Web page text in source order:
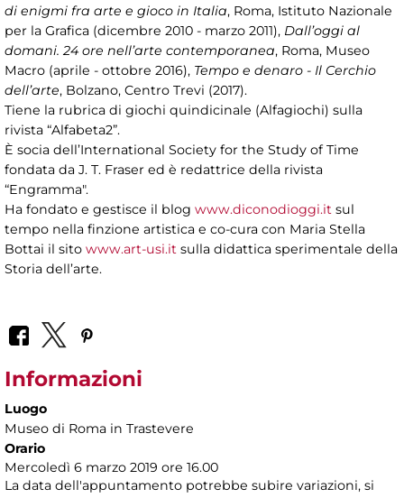
di enigmi fra arte e gioco in Italia, Roma, Istituto Nazionale
per la Grafica (dicembre 2010 - marzo 2011), Dall’oggi al
domani. 24 ore nell’arte contemporanea, Roma, Museo
Macro (aprile - ottobre 2016), Tempo e denaro - Il Cerchio
dell’arte, Bolzano, Centro Trevi (2017).
Tiene la rubrica di giochi quindicinale (Alfagiochi) sulla
rivista “Alfabeta2”.
È socia dell’International Society for the Study of Time
fondata da J. T. Fraser ed è redattrice della rivista
“Engramma".
Ha fondato e gestisce il blog www.diconodioggi.it sul
tempo nella finzione artistica e co-cura con Maria Stella
Bottai il sito www.art-usi.it sulla didattica sperimentale della
Storia dell’arte.
Informazioni
Luogo
Museo di Roma in Trastevere
Orario
Mercoledì 6 marzo 2019 ore 16.00
La data dell'appuntamento potrebbe subire variazioni, si